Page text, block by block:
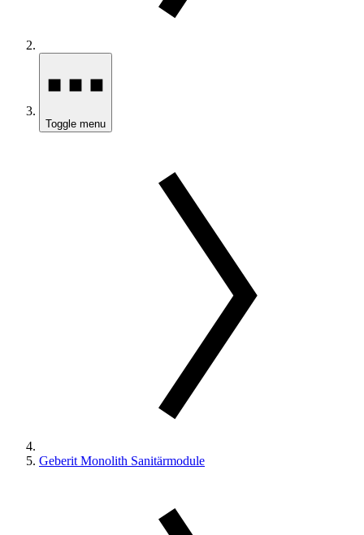
Toggle menu
Geberit Monolith Sanitärmodule